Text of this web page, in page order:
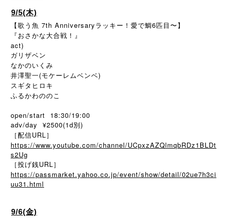
9/5(木)
【歌う魚 7th Anniversaryラッキー！愛で鯛6匹目〜】
『おさかな大合戦！』
act)
ガリザベン
なかのいくみ
井澤聖一(モケーレムベンベ)
スギタヒロキ
ふるかわののこ
open/start 18:30/19:00
adv/day ¥2500(1d別)
［配信URL］
https://www.youtube.com/channel/UCpxzAZQlmqbRDz1BLDt
s2Ug
［投げ銭URL］
https://passmarket.yahoo.co.jp/event/show/detail/02ue7h3ci
uu31.html
9/6(金)